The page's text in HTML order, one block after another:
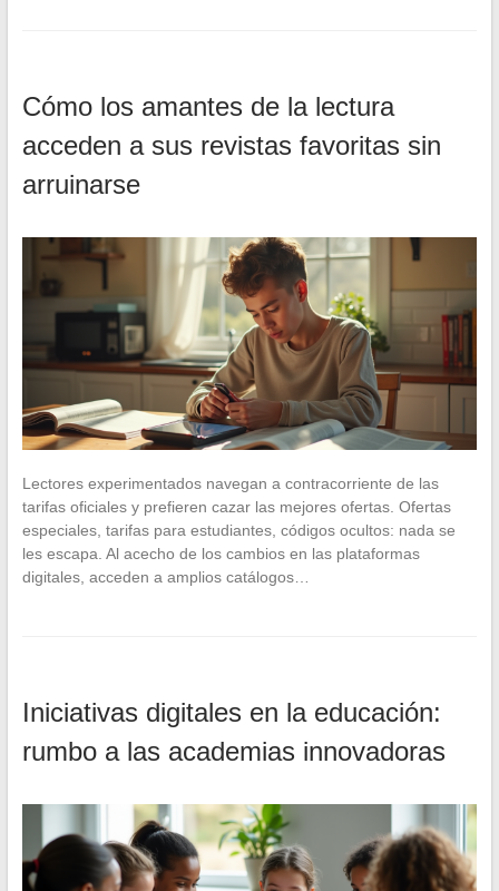
Cómo los amantes de la lectura
acceden a sus revistas favoritas sin
arruinarse
Lectores experimentados navegan a contracorriente de las
tarifas oficiales y prefieren cazar las mejores ofertas. Ofertas
especiales, tarifas para estudiantes, códigos ocultos: nada se
les escapa. Al acecho de los cambios en las plataformas
digitales, acceden a amplios catálogos…
Iniciativas digitales en la educación:
rumbo a las academias innovadoras